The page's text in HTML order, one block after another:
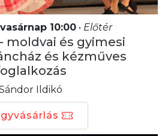
10:00• Előtér
moldvai és gyimesi
és kézműves
Ildikó